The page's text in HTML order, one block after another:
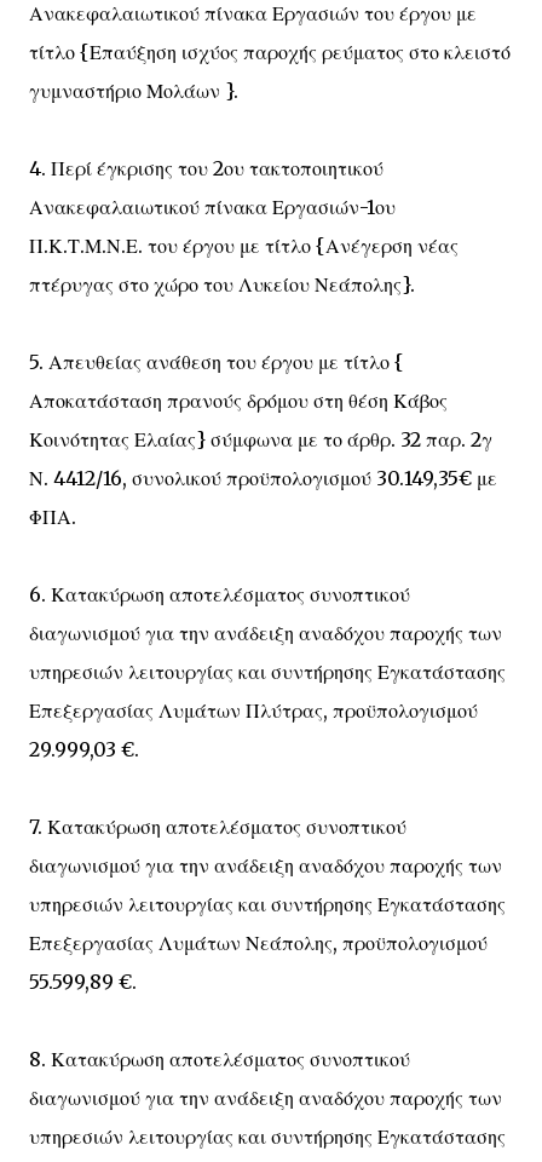
Ανακεφαλαιωτικού πίνακα Εργασιών του έργου με
τίτλο {Επαύξηση ισχύος παροχής ρεύματος στο κλειστό
γυμναστήριο Μολάων }.
4. Περί έγκρισης του 2ου τακτοποιητικού
Ανακεφαλαιωτικού πίνακα Εργασιών-1ου
Π.Κ.Τ.Μ.Ν.Ε. του έργου με τίτλο {Ανέγερση νέας
πτέρυγας στο χώρο του Λυκείου Νεάπολης}.
5. Απευθείας ανάθεση του έργου με τίτλο {
Αποκατάσταση πρανούς δρόμου στη θέση Κάβος
Κοινότητας Ελαίας} σύμφωνα με το άρθρ. 32 παρ. 2γ
Ν. 4412/16, συνολικού προϋπολογισμού 30.149,35€ με
ΦΠΑ.
6. Κατακύρωση αποτελέσματος συνοπτικού
διαγωνισμού για την ανάδειξη αναδόχου παροχής των
υπηρεσιών λειτουργίας και συντήρησης Εγκατάστασης
Επεξεργασίας Λυμάτων Πλύτρας, προϋπολογισμού
29.999,03 €.
7. Κατακύρωση αποτελέσματος συνοπτικού
διαγωνισμού για την ανάδειξη αναδόχου παροχής των
υπηρεσιών λειτουργίας και συντήρησης Εγκατάστασης
Επεξεργασίας Λυμάτων Νεάπολης, προϋπολογισμού
55.599,89 €.
8. Κατακύρωση αποτελέσματος συνοπτικού
διαγωνισμού για την ανάδειξη αναδόχου παροχής των
υπηρεσιών λειτουργίας και συντήρησης Εγκατάστασης